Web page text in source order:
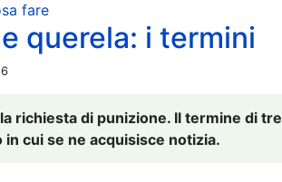
fare
querela: i termini
richiesta di punizione. Il termine di tre
cui se ne acquisisce notizia.